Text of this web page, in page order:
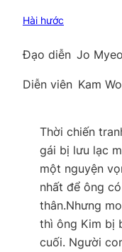
Hài hước
Đạo diễn Jo
Diễn viên Kam
Thời chiến
gái bị lưu lạc
một nguyện
nhất để ông
thân.Nhưng
thì ông Kim bị
cuối. Người